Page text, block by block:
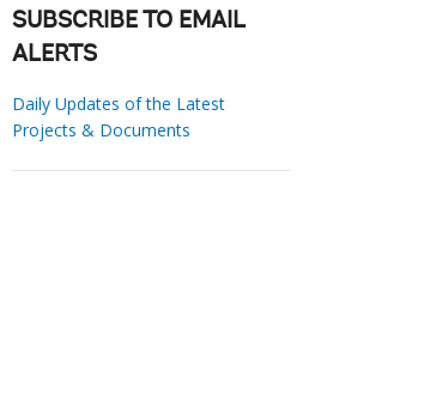
SUBSCRIBE TO EMAIL
ALERTS
Daily Updates of the Latest
Projects & Documents